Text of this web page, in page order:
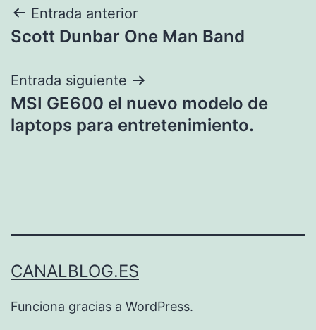
Navegación
de
entradas
Entrada anterior
Scott Dunbar One Man Band
Entrada siguiente
MSI GE600 el nuevo modelo de
laptops para entretenimiento.
CANALBLOG.ES
Funciona gracias a WordPress.